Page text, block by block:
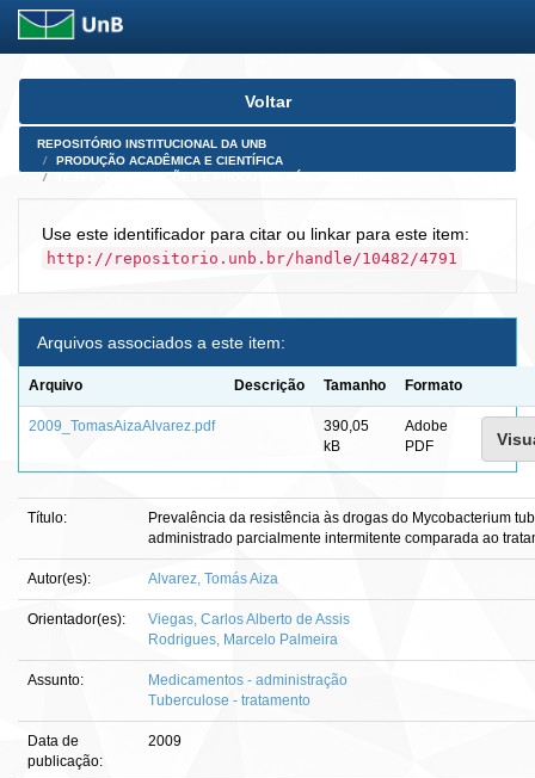
Skip
Voltar
REPOSITÓRIO INSTITUCIONAL DA UNB
PRODUÇÃO ACADÊMICA E CIENTÍFICA
Use este identificador para citar ou linkar para este item:
http://repositorio.unb.br/handle/10482/4791
Arquivos associados a este item:
Arquivo Descrição Tamanho Formato
2009_TomasAizaAlvarez.pdf
390,05
kB
Adobe
PDF
Título:
Prevalência da resistência às drogas do Mycobacterium
administrado parcialmente intermitente comparada ao
Autor(es): Alvarez, Tomás Aiza
Orientador(es):
Viegas, Carlos Alberto de Assis
Rodrigues, Marcelo Palmeira
Assunto:
Medicamentos - administração
Tuberculose - tratamento
Data de
publicação:
2009